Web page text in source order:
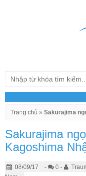
Trang chủ » Sakurajima
Sakurajima
Kagoshima
08/09/17 - 0 -